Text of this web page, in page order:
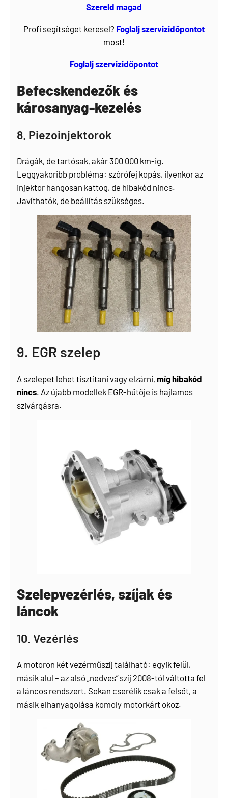
Szereld magad
Profi segítséget keresel? Foglaljszervizidőpontot
most!
Foglalj szervizidőpontot
Befecskendezők és
károsanyag-kezelés
8. Piezoinjektorok
Drágák, de tartósak, akár 300 000 km-ig.
Leggyakoribb probléma: szórófej kopás, ilyenkor az
injektor hangosan kattog, de hibakód nincs.
Javíthatók, de beállítás szükséges.
9. EGR szelep
A szelepet lehet tisztítani vagy elzárni,míg hibakód
nincs. Az újabb modellek EGR-hűtője is hajlamos
szivárgásra.
Szelepvezérlés, szíjak és
láncok
10. Vezérlés
A motoron két vezérműszíj található: egyik felül,
másik alul – az alsó „nedves” szíj 2008-tól váltotta fel
a láncos rendszert. Sokan cserélik csak a felsőt, a
másik elhanyagolása komoly motorkárt okoz.